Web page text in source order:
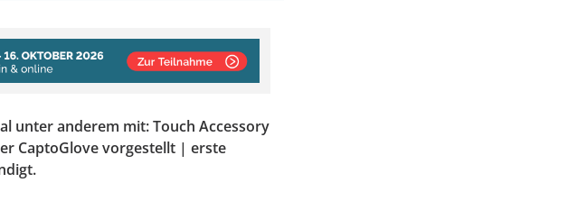
unter anderem mit: Touch Accessory
CaptoGlove vorgestellt | erste